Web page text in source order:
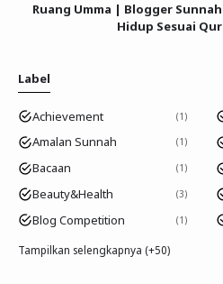
Ruang Umma | Blogger
Hidup Sesuai
Label
Achievement 1
Amalan Sunnah 1
Bacaan 1
Beauty&Health 3
Blog Competition 1
Tampilkan selengkapnya (+50)